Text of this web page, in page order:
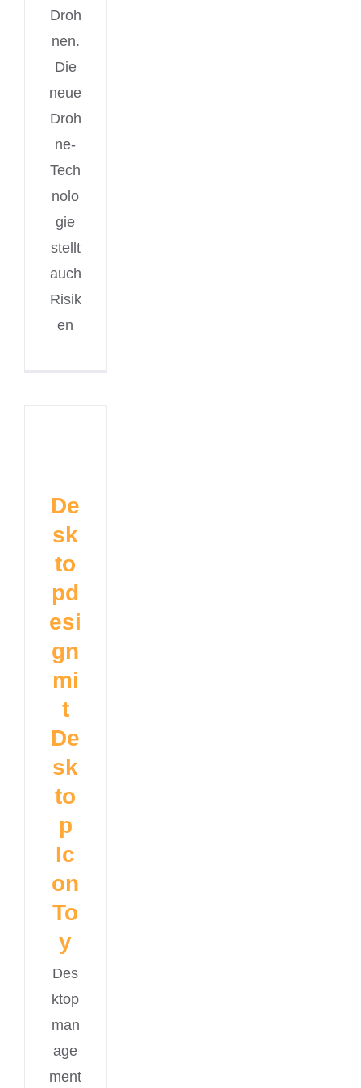
Droh
nen.
Die
neue
Droh
ne-
Tech
nolo
gie
stellt
auch
Risik
en
De
sk
to
pd
esi
gn
mi
t
De
sk
to
p
Ic
on
To
y
Des
ktop
man
age
ment